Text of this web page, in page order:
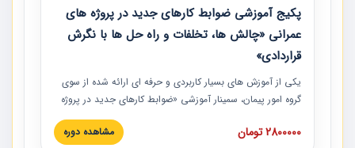
پکیج آموزشی ضوابط کارهای جدید در پروژه های
عمرانی «چالش ها، تخلفات و راه حل ها با نگرش
قراردادی»
یکی از آموزش‏‏‏‏‏‏ های بسیار کاربردی و حرفه‏ ای ارائه شده از سوی
گروه امور پیمان، سمینار آموزشی «ضوابط کارهای جدید در پروژه
های عمرانی» چالش ها، تخلفات و راه حل ها با نگرش قراردادی
است که در محل سندیکای شرکت های ساختمانی کشور ارائه شد.
2800000 تومان مشاهده دوره